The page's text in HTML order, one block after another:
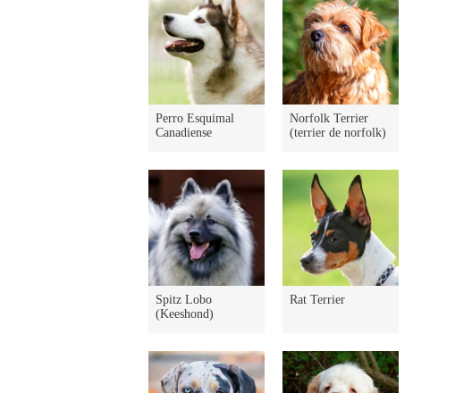
Perro Esquimal
Canadiense
Norfolk Terrier
(terrier de norfolk)
Spitz Lobo
(Keeshond)
Rat Terrier